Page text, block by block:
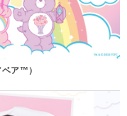
ア™）